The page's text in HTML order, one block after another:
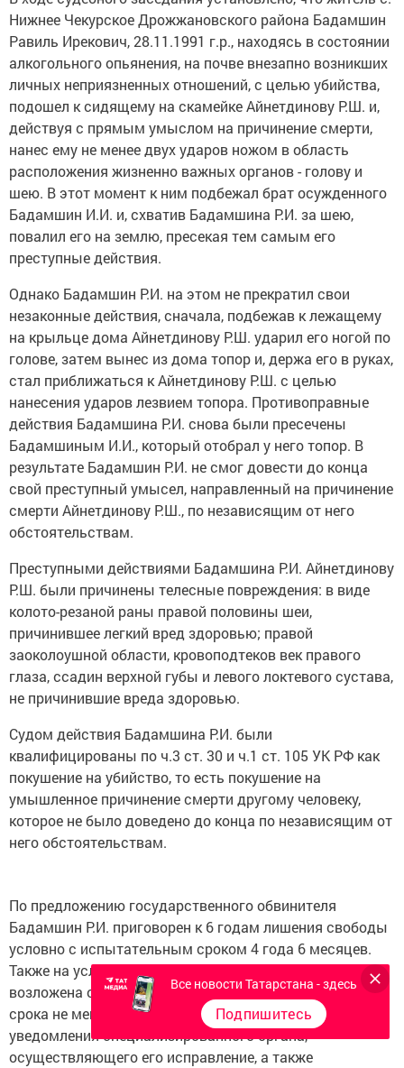
Нижнее Чекурское Дрожжановского района Бадамшин
Равиль Ирекович, 28.11.1991 г.р., находясь в состоянии
алкогольного опьянения, на почве внезапно возникших
личных неприязненных отношений, с целью убийства,
подошел к сидящему на скамейке Айнетдинову Р.Ш. и,
действуя с прямым умыслом на причинение смерти,
нанес ему не менее двух ударов ножом в область
расположения жизненно важных органов - голову и
шею. В этот момент к ним подбежал брат осужденного
Бадамшин И.И. и, схватив Бадамшина Р.И. за шею,
повалил его на землю, пресекая тем самым его
преступные действия.
Однако Бадамшин Р.И. на этом не прекратил свои
незаконные действия, сначала, подбежав к лежащему
на крыльце дома Айнетдинову Р.Ш. ударил его ногой по
голове, затем вынес из дома топор и, держа его в руках,
стал приближаться к Айнетдинову Р.Ш. с целью
нанесения ударов лезвием топора. Противоправные
действия Бадамшина Р.И. снова были пресечены
Бадамшиным И.И., который отобрал у него топор. В
результате Бадамшин Р.И. не смог довести до конца
свой преступный умысел, направленный на причинение
смерти Айнетдинову Р.Ш., по независящим от него
обстоятельствам.
Преступными действиями Бадамшина Р.И. Айнетдинову
Р.Ш. были причинены телесные повреждения: в виде
колото-резаной раны правой половины шеи,
причинившее легкий вред здоровью; правой
заоколоушной области, кровоподтеков век правого
глаза, ссадин верхной губы и левого локтевого сустава,
не причинившие вреда здоровью.
Судом действия Бадамшина Р.И. были
квалифицированы по ч.3 ст. 30 и ч.1 ст. 105 УК РФ как
покушение на убийство, то есть покушение на
умышленное причинение смерти другому человеку,
которое не было доведено до конца по независящим от
него обстоятельствам.
По предложению государственного обвинителя
Бадамшин Р.И. приговорен к 6 годам лишения свободы
условно с испытательным сроком 4 года 6 месяцев.
Также на условно осужденного Бадамшина Р.И.
возложена обязанность в течение испытательного
срока не менять место постоянного жительства без
уведомления специализированного органа,
осуществляющего его исправление, а также
Все новости Татарстана - здесь
Подпишитесь